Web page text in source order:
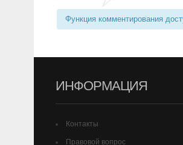
Функция комментирования
ИНФОРМАЦИЯ
Контакты
Правовой вопрос